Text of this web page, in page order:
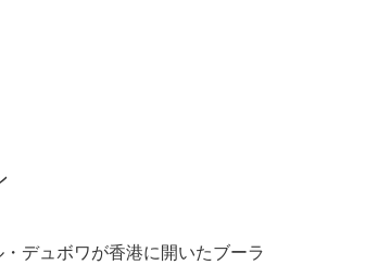
デュボワが香港に開いたブーラ